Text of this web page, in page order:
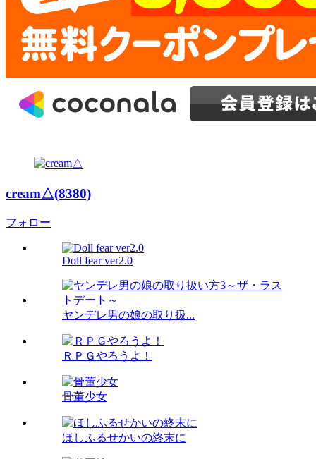
cream△(8380)
フォロー
Doll fear ver2.0
ヤンデレ男の娘の取り扱...
ＲＰＧやろうよ！
骨董少女
ほしふるせかいの終末に